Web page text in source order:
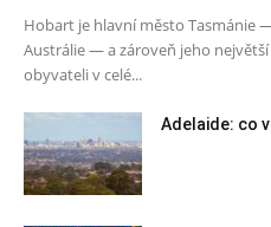
Hobart je hlavní město Tasmánie
Austrálie — a zároveň jeho
obyvateli v celé...
Adelaide: co